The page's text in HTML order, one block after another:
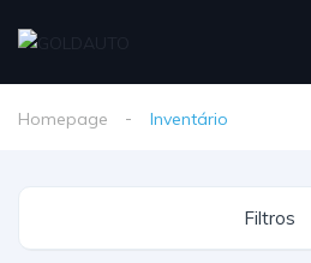
Homepage Inventário
Filtros